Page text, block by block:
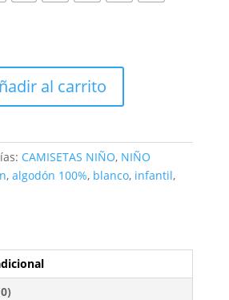
al carrito
CAMISETAS NIÑO, NIÑO
, algodón 100%, blanco, infantil,